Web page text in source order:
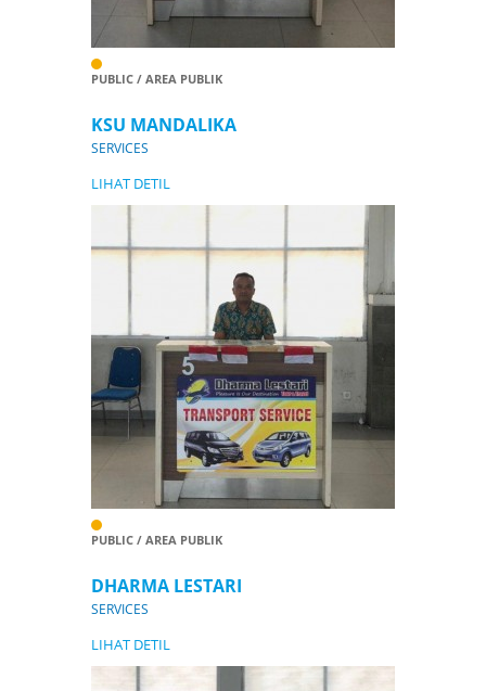
PUBLIC / AREA PUBLIK
KSU MANDALIKA
SERVICES
LIHAT DETIL
PUBLIC / AREA PUBLIK
DHARMA LESTARI
SERVICES
LIHAT DETIL